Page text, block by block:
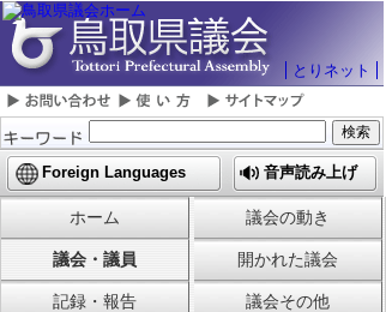
とりネット
Foreign Languages 音声読み上げ
ホーム 議会の動き
議会・議員 開かれた議会
記録・報告 議会その他